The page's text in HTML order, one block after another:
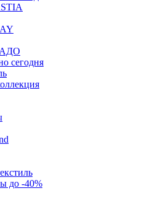
сегодня
до -40%